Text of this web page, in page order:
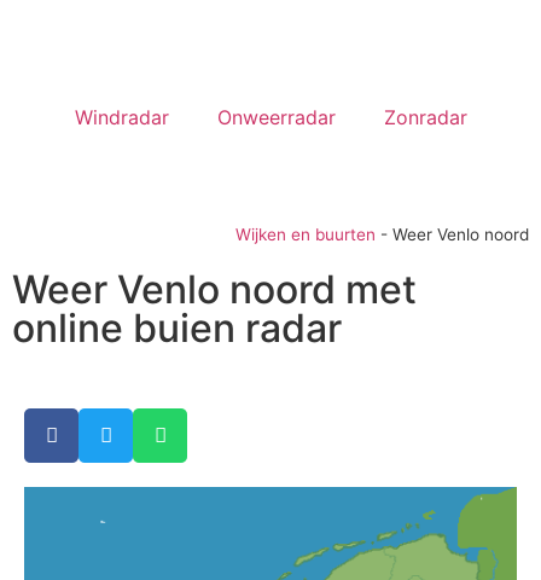
Windradar Onweerradar Zonradar
Wijken en buurten - Weer Venlo noord
Weer Venlo noord met
online buien radar